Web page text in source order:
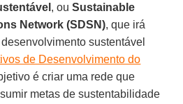
, ouSustainable
Network (SDSN), que irá
sustentável
de Desenvolvimento do
é criar uma rede que
metas de sustentabilidade